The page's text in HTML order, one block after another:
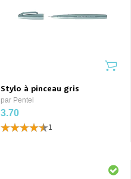
Stylo à pinceau gris
par Pentel
3.70
1